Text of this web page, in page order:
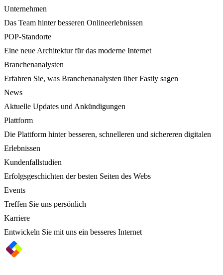
Unternehmen
Das Team hinter besseren Onlineerlebnissen
POP-Standorte
Eine neue Architektur für das moderne Internet
Branchenanalysten
Erfahren Sie, was Branchenanalysten über Fastly sagen
News
Aktuelle Updates und Ankündigungen
Plattform
Die Plattform hinter besseren, schnelleren und sichereren digitalen
Erlebnissen
Kundenfallstudien
Erfolgsgeschichten der besten Seiten des Webs
Events
Treffen Sie uns persönlich
Karriere
Entwickeln Sie mit uns ein besseres Internet